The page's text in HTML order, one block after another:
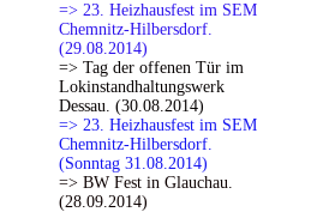
=> 23. Heizhausfest im SEM
Chemnitz-Hilbersdorf.
(29.08.2014)
=> Tag der offenen Tür im
Lokinstandhaltungswerk
Dessau. (30.08.2014)
=> 23. Heizhausfest im SEM
Chemnitz-Hilbersdorf.
(Sonntag 31.08.2014)
=> BW Fest in Glauchau.
(28.09.2014)